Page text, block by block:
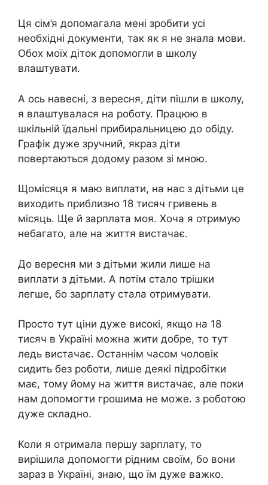
Ця сім’я допомагала мені зробити усі
необхідні документи, так як я не знала мови.
Обох моїх діток допомогли в школу
влаштувати.
А ось навесні, з вересня, діти пішли в школу,
я влаштувалася на роботу. Працюю в
шкільній їдальні прибиральницею до обіду.
Графік дуже зручний, якраз діти
повертаються додому разом зі мною.
Щомісяця я маю виплати, на нас з дітьми це
виходить приблизно 18 тисяч гривень в
місяць. Ще й зарплата моя. Хоча я отримую
небагато, але на життя вистачає.
До вересня ми з дітьми жили лише на
виплати з дітьми. А потім стало трішки
легше, бо зарплату стала отримувати.
Просто тут ціни дуже високі, якщо на 18
тисяч в Україні можна жити добре, то тут
ледь вистачає. Останнім часом чоловік
сидить без роботи, лише деякі підробітки
має, тому йому на життя вистачає, але поки
нам допомогти грошима не може. з роботою
дуже складно.
Коли я отримала першу зарплату, то
вирішила допомогти рідним своїм, бо вони
зараз в Україні, знаю, що їм дуже важко.